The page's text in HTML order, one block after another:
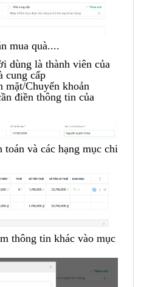
mua quà....
dùng là thành viên của
cung cấp
mặt/Chuyển khoản
điền thông tin của
và các hạng mục chi
thông tin khác vào mục